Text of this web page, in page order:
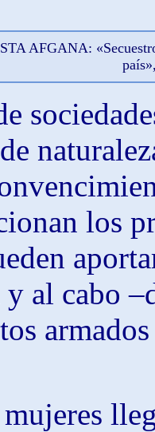
AFGANA:
los
al cabo